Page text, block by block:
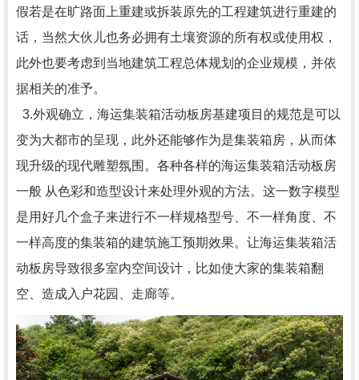
假若是在旷路面上重建或拆装原先的工程建筑进行重建的
话，当然大伙儿也务必拥有土壤资源的所有权或使用权，
此外也要考虑到当地建筑工程总体规划的企业规模，并依
据相关的准予。
3.外观确立，海运集装箱活动板房基建项目的规范是可以
变为大都市的呈现，此外还能够作为是集装箱房，从而体
现升级的现代雕塑氛围。各种各样的海运集装箱活动板房
一般 从色彩和造型设计来处理外观的方法。这一数字模型
是用好几个盒子来进行不一样规格型号、不一样角度、不
一样高度的集装箱的建筑施工预期效果。让海运集装箱活
动板房导致很多室内空间设计，比如使大家的集装箱翻
空、造成入户花园、走廊等。